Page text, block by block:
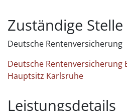
Zuständige Stelle
Deutsche Rentenversicherung
Deutsche Rentenversicherung
Hauptsitz Karlsruhe
Leistungsdetails